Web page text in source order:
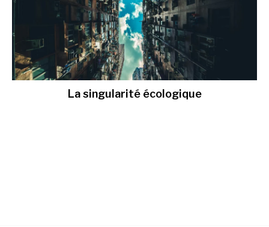
La singularité écologique